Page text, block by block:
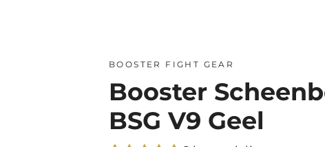
BOOSTER FIGHT GEAR
Booster
BSG V9 Geel